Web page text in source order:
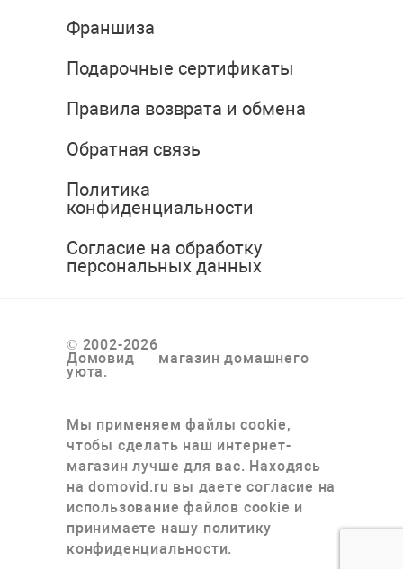
Франшиза
Подарочные сертификаты
Правила возврата и обмена
Обратная связь
Политика
конфиденциальности
Согласие на обработку
персональных данных
© 2002-2026
Домовид — магазин домашнего
уюта.
Мы применяем файлы cookie,
чтобы сделать наш интернет-
магазин лучше для вас. Находясь
на domovid.ru вы даете согласие на
использование файлов cookie и
принимаете нашу политику
конфиденциальности.